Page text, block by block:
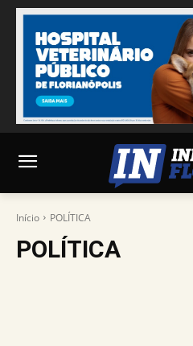
Início POLÍTICA
POLÍTICA